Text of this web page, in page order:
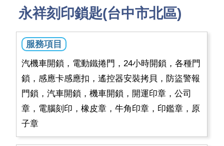
永祥刻印鎖匙(台中市北區)
服務項目
汽機車開鎖，電動鐵捲門，24小時開鎖，各種門
鎖，感應卡感應扣，遙控器安裝拷貝，防盜警報
門鎖，汽車開鎖，機車開鎖，開運印章，公司
章，電腦刻印，橡皮章，牛角印章，印鑑章，原
子章